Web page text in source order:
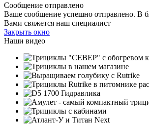
Сообщение отправлено
Ваше сообщение успешно отправлено. В
Вами свяжется наш специалист
Закрыть окно
Наши видео